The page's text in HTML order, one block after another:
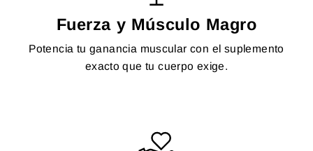
Fuerza y Músculo Magro
Potencia tu ganancia muscular con el suplemento
exacto que tu cuerpo exige.